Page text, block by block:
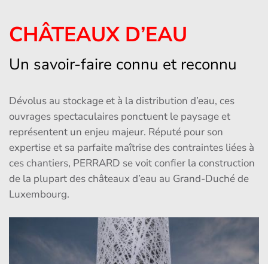
CHÂTEAUX D’EAU
Un savoir-faire connu et reconnu
Dévolus au stockage et à la distribution d’eau, ces
ouvrages spectaculaires ponctuent le paysage et
représentent un enjeu majeur. Réputé pour son
expertise et sa parfaite maîtrise des contraintes liées à
ces chantiers, PERRARD se voit confier la construction
de la plupart des châteaux d’eau au Grand-Duché de
Luxembourg.